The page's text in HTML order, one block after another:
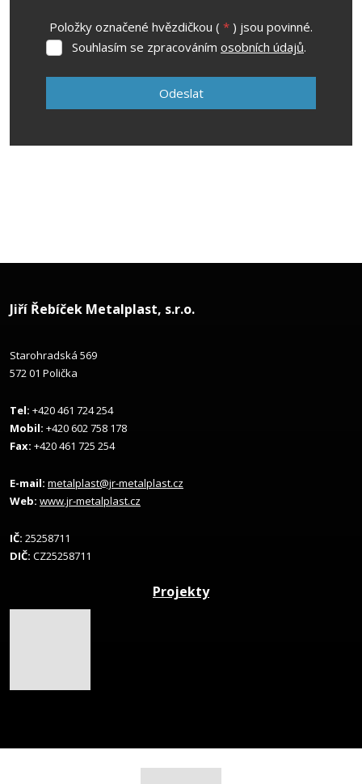
Položky označené hvězdičkou ( * ) jsou povinné.
Souhlasím
zpracováním
Souhlasím se zpracováním osobních údajů.
Odeslat
se
Jiří Řebíček Metalplast, s.r.o.
Starohradská 569
572 01 Polička
Tel: +420 461 724 254
Mobil: +420 602 758 178
Fax: +420 461 725 254
E-mail: metalplast@jr-metalplast.cz
Web: www.jr-metalplast.cz
IČ: 25258711
DIČ: CZ25258711
Projekty